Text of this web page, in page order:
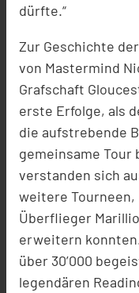
dürfte.“
Zur Geschichte
von Mastermind
Grafschaft
erste Erfolge, als
die aufstrebende
gemeinsame Tour
verstanden sich
weitere Tourneen,
Überflieger
erweitern
über 30’000
legendären